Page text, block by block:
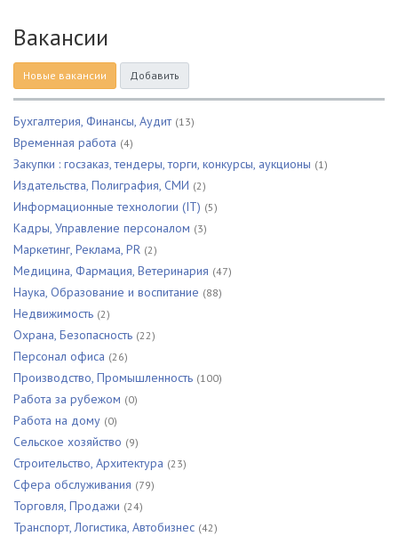
Вакансии
Новые вакансии Добавить
Бухгалтерия, Финансы, Аудит (13)
Временная работа (4)
Закупки : госзаказ, тендеры, торги, конкурсы, аукционы (1)
Издательства, Полиграфия, СМИ (2)
Информационные технологии (IT) (5)
Кадры, Управление персоналом (3)
Маркетинг, Реклама, PR (2)
Медицина, Фармация, Ветеринария (47)
Наука, Образование и воспитание (88)
Недвижимость (2)
Охрана, Безопасность (22)
Персонал офиса (26)
Производство, Промышленность (100)
Работа за рубежом (0)
Работа на дому (0)
Сельское хозяйство (9)
Строительство, Архитектура (23)
Сфера обслуживания (79)
Торговля, Продажи (24)
Транспорт, Логистика, Автобизнес (42)